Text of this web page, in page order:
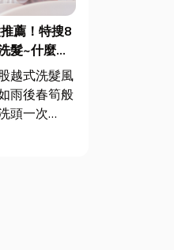
薦！特搜8
髮~什麼是
髮價位與方
越式洗髮風
雨後春筍般
頭一次